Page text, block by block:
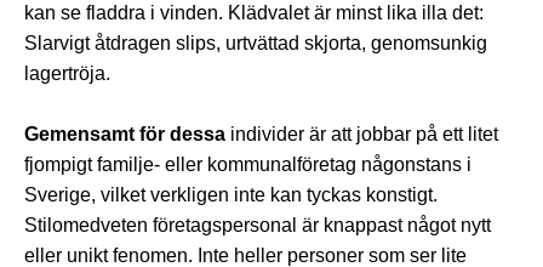
kan se fladdra i vinden. Klädvalet är minst lika illa det:
Slarvigt åtdragen slips, urtvättad skjorta, genomsunkig
lagertröja.
Gemensamt för dessa individer är att jobbar på ett litet
fjompigt familje- eller kommunalföretag någonstans i
Sverige, vilket verkligen inte kan tyckas konstigt.
Stilomedveten företagspersonal är knappast något nytt
eller unikt fenomen. Inte heller personer som ser lite